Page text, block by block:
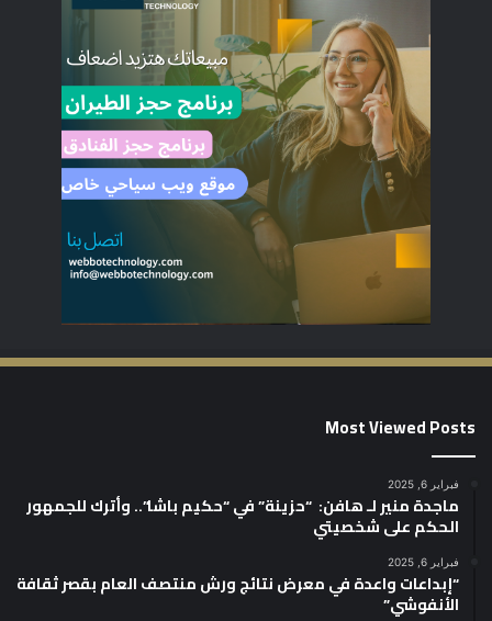
Most Viewed Posts
فبراير 6, 2025
ماجدة منير لـ هافن: “حزينة” في “حكيم باشا”.. وأترك للجمهور
الحكم على شخصيتي
فبراير 6, 2025
“إبداعات واعدة في معرض نتائج ورش منتصف العام بقصر ثقافة
الأنفوشي”